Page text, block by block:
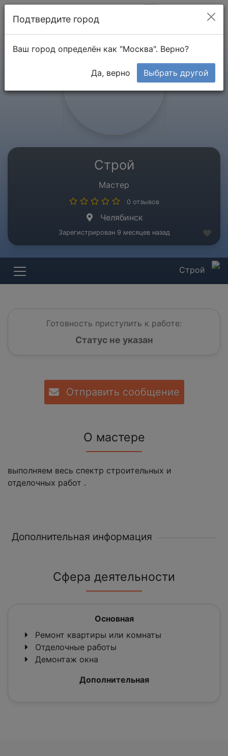
Строй
Мастер
0 отзывов
Челябинск
Зарегистрирован 9 месяцев назад
Строй
Готовность приступить к работе:
Статус не указан
Отправить сообщение
О мастере
выполняем весь спектр строительных и
отделочных работ .
Дополнительная информация
Сфера деятельности
Основная
Ремонт квартиры или комнаты
Отделочные работы
Демонтаж окна
Дополнительная
Подтвердите город
Ваш город определён как "Москва". Верно?
Да, верно Выбрать другой